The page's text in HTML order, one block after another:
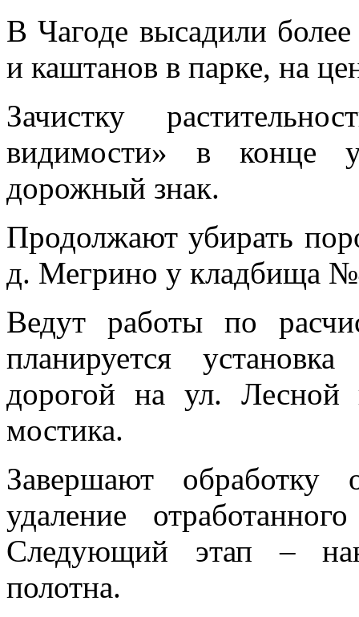
В Чагоде высадили
и каштанов в парке, на
Зачистку
видимости» в конце
дорожный знак.
Продолжают убирать
д. Мегрино у кладбища
Ведут работы по
планируется
дорогой на ул. Лесной
мостика.
Завершают
удаление
Следующий этап –
полотна.